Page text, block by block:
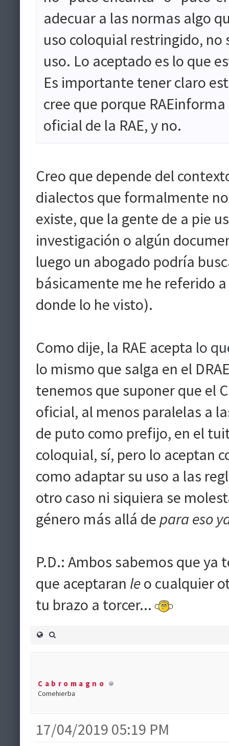
adecuar a las normas algo
uso coloquial restringido,
uso. Lo aceptado es lo que
Es importante tener claro
cree que porque
oficial de la RAE, y no.
Creo que depende del
dialectos que formalmente
existe, que la gente de a pie
investigación o algún
luego un abogado podría
básicamente me he referido
donde lo he visto).
Como dije, la RAE acepta lo
lo mismo que salga en el
tenemos que suponer que el
oficial, al menos paralelas a
de puto como prefijo, en el
coloquial, sí, pero lo aceptan
como adaptar su uso a las
otro caso ni siquiera se
género más allá de para eso
P.D.: Ambos sabemos que ya
que aceptaran leo cualquier
tu brazo a torcer...
Cabromagno
Comehierba
17/04/2019 05:19 PM